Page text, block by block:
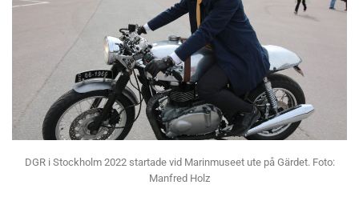
DGR i Stockholm 2022 startade vid Marinmuseet ute på Gärdet. Foto:
Manfred Holz